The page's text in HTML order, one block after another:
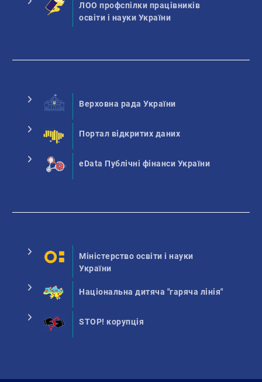
ЛОО профспілки працівників
освіти і науки України
Верховна рада України
Портал відкритих даних
eData Публічні фінанси України
Міністерство освіти і науки
України
Національна дитяча "гаряча лінія"
STOP! корупція